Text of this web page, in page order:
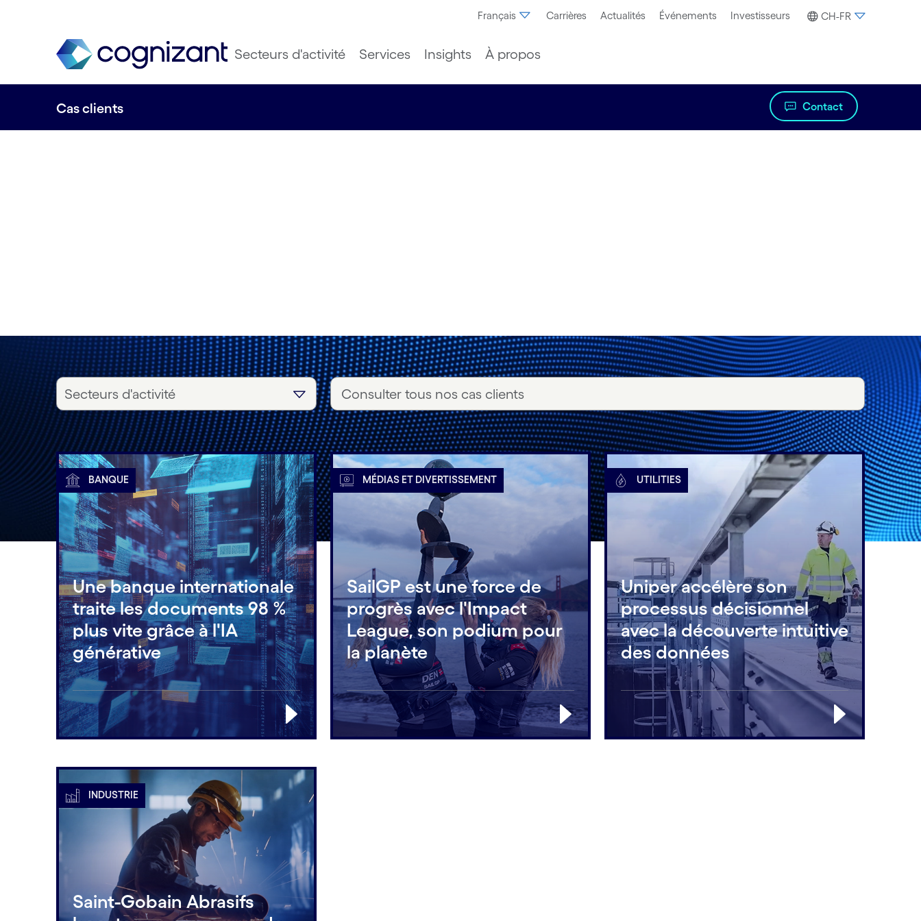
Français Carrières Actualités Événements Investisseurs CH-FR
Secteurs d'activité Services Insights À propos
Cas clients Contact
Secteurs d'activité
BANQUE
Une banque internationale
traite les documents 98 %
plus vite grâce à l'IA
générative
MÉDIAS ET DIVERTISSEMENT
SailGP est une force de
progrès avec l'Impact
League, son podium pour
la planète
UTILITIES
Uniper accélère son
processus décisionnel
avec la découverte intuitive
des données
INDUSTRIE
Saint-Gobain Abrasifs